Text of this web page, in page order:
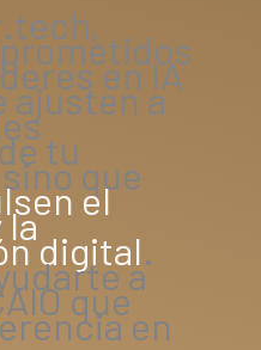
en IA
ajusten a
tu
que
el
la
digital.
a
que
en